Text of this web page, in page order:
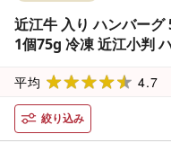
近江牛 入り ハンバー
1個75g 冷凍 近江小判
シー はんばーぐ 好評
滋賀県 竜王町 岡喜
平均 4.7
絞り込み